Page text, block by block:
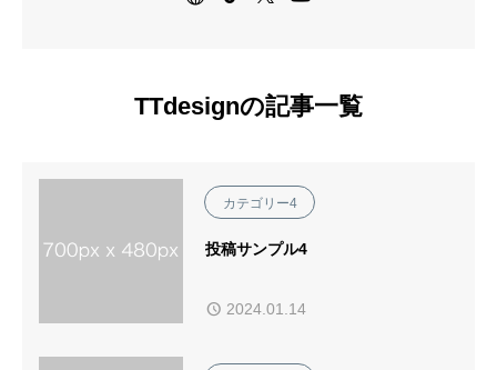
TTdesignの記事一覧
カテゴリー4
投稿サンプル4
2024.01.14